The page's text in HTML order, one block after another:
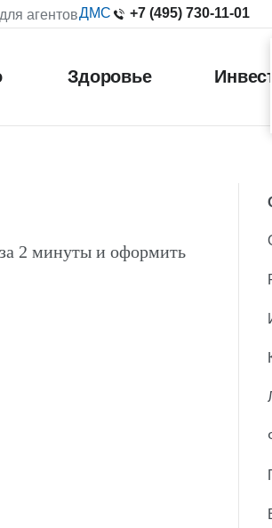
агентовДМС +7 (495) 730-11-01
Здоровье
2 минуты и оформить